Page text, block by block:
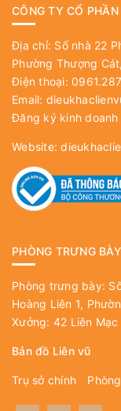
CÔNG TY CỔ
Địa chỉ: Số nhà 22
Phường Thượng
Điện thoại:
Email:
Đăng ký kinh
Website:
PHÒNG TRƯNG
Phòng trưng bày:
Hoàng Liên 1,
Xưởng: 42 Liên
Bản đồ Liên vũ
Trụ sở chính